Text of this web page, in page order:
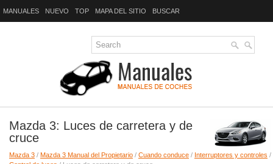
MANUALES NUEVO TOP MAPA DEL SITIO BUSCAR
Mazda 3: Luces de carretera y de
cruce
Mazda 3 / Mazda 3 Manual del Propietario / Cuando conduce / Interruptores y controles /